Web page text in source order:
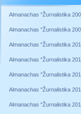
Almanachas "Žurnalistika
Almanachas "Žurnalistika
Almanachas "Žurnalistika
Almanachas "Žurnalistika
Almanachas "Žurnalistika
Almanachas "Žurnalistika
Almanachas "Žurnalistika